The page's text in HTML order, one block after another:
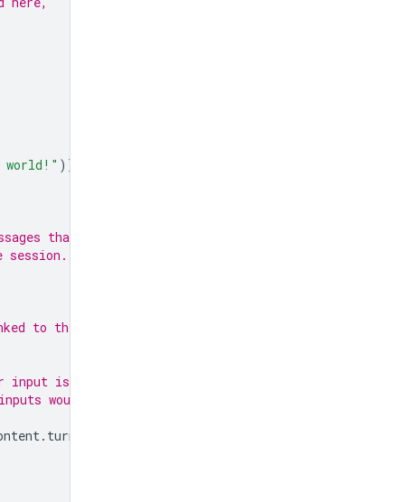
world!" )]
that may
to the session.
input is continually fed
would come from
. turn_complete